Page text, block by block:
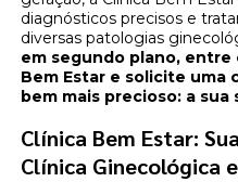
diagnósticos precisos e
diversas patologias
em segundo plano,
Bem Estar e solicite uma
bem mais precioso: a sua
Clínica Bem Estar:
Clínica Ginecológica